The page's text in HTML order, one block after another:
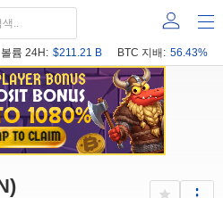
볼륨 24H: $211.21 B BTC 지배: 56.43%